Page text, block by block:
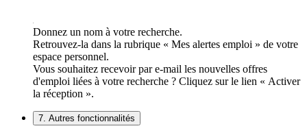
Donnez un nom à votre recherche.
Retrouvez-la dans la rubrique « Mes alertes emploi » de votre
espace personnel.
Vous souhaitez recevoir par e-mail les nouvelles offres
d'emploi liées à votre recherche ? Cliquez sur le lien « Activer
la réception ».
7. Autres fonctionnalités